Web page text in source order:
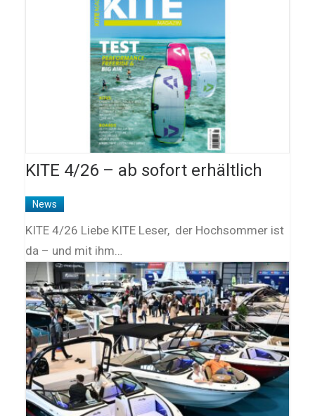
KITE 4/26 – ab sofort erhältlich
News
KITE 4/26 Liebe KITE Leser, der Hochsommer ist
da – und mit ihm…